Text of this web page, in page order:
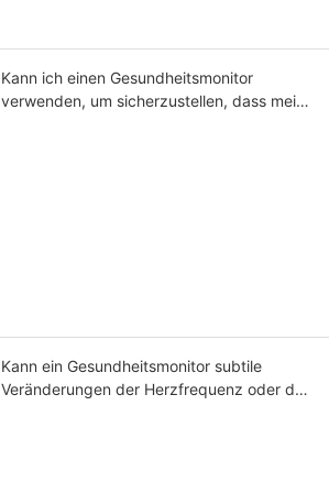
Kann ich einen Gesundheitsmonitor
verwenden, um sicherzustellen, dass mein
Kann ein Gesundheitsmonitor subtile
Veränderungen der Herzfrequenz oder des